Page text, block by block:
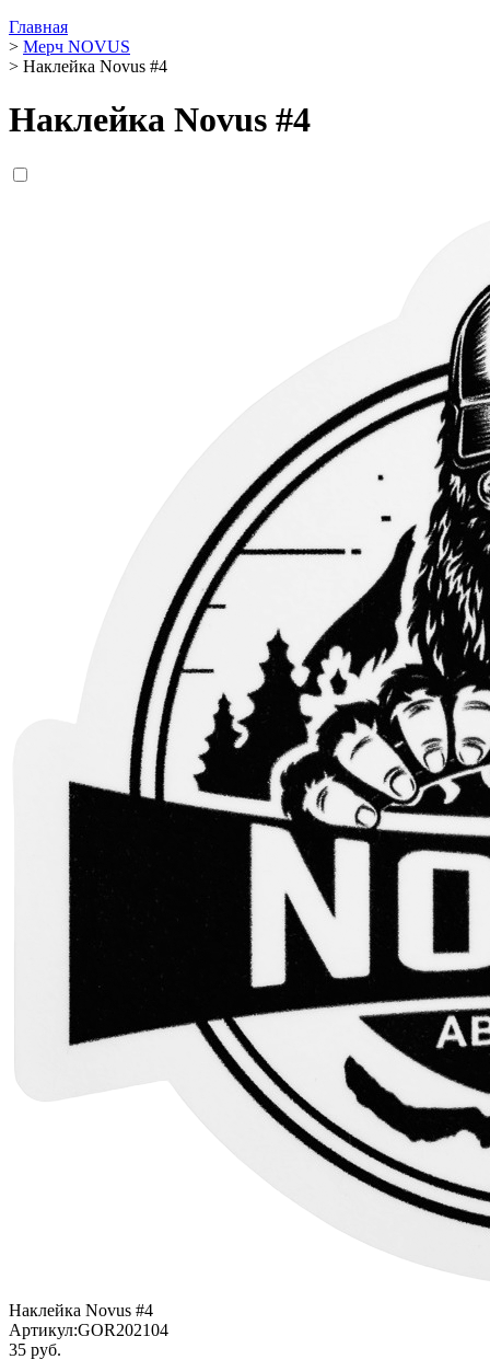
Главная
> Мерч NOVUS
> Наклейка Novus #4
Наклейка Novus #4
Наклейка Novus #4
Артикул:GOR202104
35 руб.